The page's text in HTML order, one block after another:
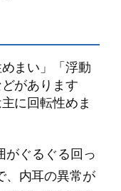
まい」「浮動
があります
に回転性めま
がぐるぐる回っ
、内耳の異常が